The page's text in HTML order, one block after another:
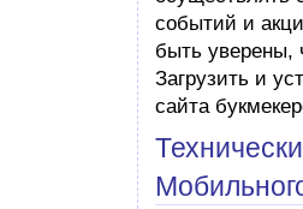
событий и
быть уверены,
Загрузить и
сайта